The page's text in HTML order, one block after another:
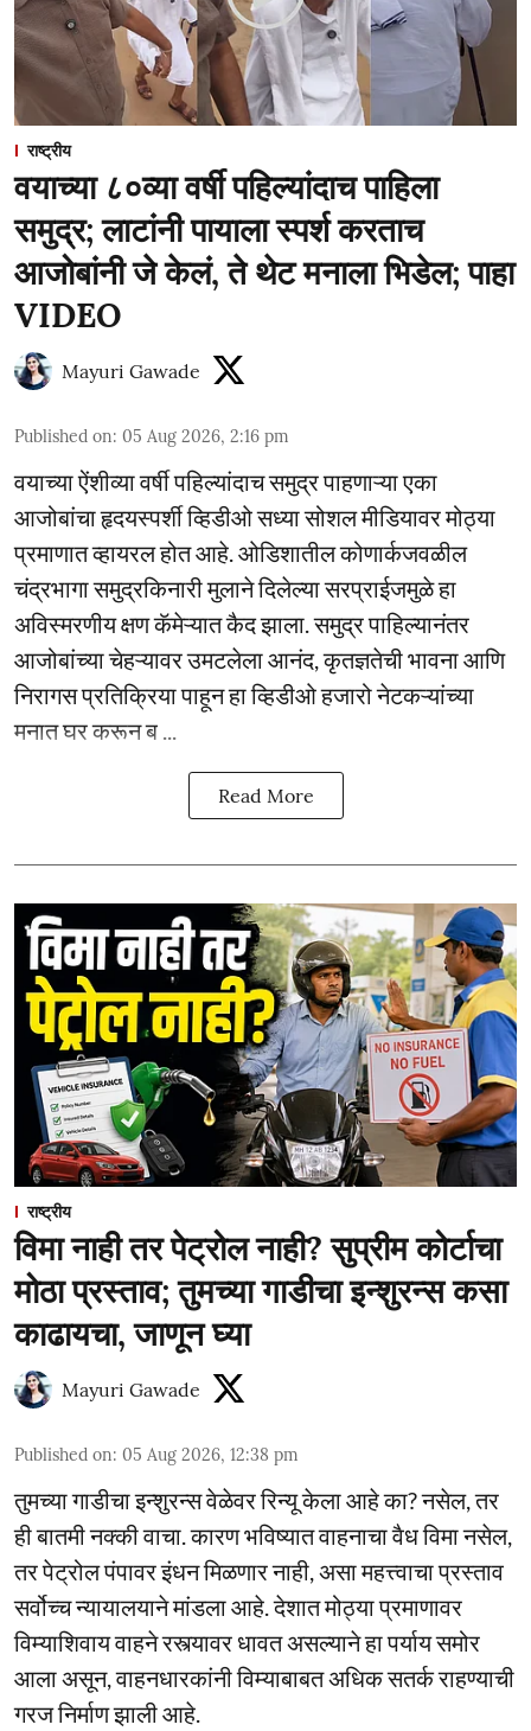
राष्ट्रीय
वयाच्या ८०व्या वर्षी पहिल्यांदाच पाहिला
समुद्र; लाटांनी पायाला स्पर्श करताच
आजोबांनी जे केलं, ते थेट मनाला भिडेल; पाहा
VIDEO
Mayuri Gawade
Published on: 05 Aug 2026, 2:16 pm
वयाच्या ऐंशीव्या वर्षी पहिल्यांदाच समुद्र पाहणाऱ्या एका
आजोबांचा हृदयस्पर्शी व्हिडीओ सध्या सोशल मीडियावर मोठ्या
प्रमाणात व्हायरल होत आहे. ओडिशातील कोणार्कजवळील
चंद्रभागा समुद्रकिनारी मुलाने दिलेल्या सरप्राईजमुळे हा
अविस्मरणीय क्षण कॅमेऱ्यात कैद झाला. समुद्र पाहिल्यानंतर
आजोबांच्या चेहऱ्यावर उमटलेला आनंद, कृतज्ञतेची भावना आणि
निरागस प्रतिक्रिया पाहून हा व्हिडीओ हजारो नेटकऱ्यांच्या
मनात घर करून ब ...
Read More
राष्ट्रीय
विमा नाही तर पेट्रोल नाही? सुप्रीम कोर्टाचा
मोठा प्रस्ताव; तुमच्या गाडीचा इन्शुरन्स कसा
काढायचा, जाणून घ्या
Mayuri Gawade
Published on: 05 Aug 2026, 12:38 pm
तुमच्या गाडीचा इन्शुरन्स वेळेवर रिन्यू केला आहे का? नसेल, तर
ही बातमी नक्की वाचा. कारण भविष्यात वाहनाचा वैध विमा नसेल,
तर पेट्रोल पंपावर इंधन मिळणार नाही, असा महत्त्वाचा प्रस्ताव
सर्वोच्च न्यायालयाने मांडला आहे. देशात मोठ्या प्रमाणावर
विम्याशिवाय वाहने रस्त्यावर धावत असल्याने हा पर्याय समोर
आला असून, वाहनधारकांनी विम्याबाबत अधिक सतर्क राहण्याची
गरज निर्माण झाली आहे.